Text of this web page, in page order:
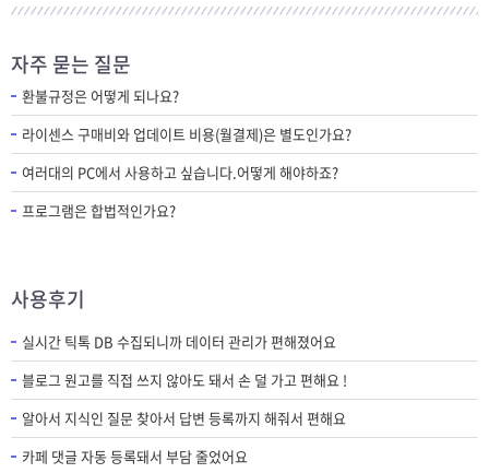
자주 묻는 질문
환불규정은 어떻게 되나요?
라이센스 구매비와 업데이트 비용(월결제)은 별도인가요?
여러대의 PC에서 사용하고 싶습니다.어떻게 해야하죠?
프로그램은 합법적인가요?
사용후기
실시간 틱톡 DB 수집되니까 데이터 관리가 편해졌어요
블로그 원고를 직접 쓰지 않아도 돼서 손 덜 가고 편해요 !
알아서 지식인 질문 찾아서 답변 등록까지 해줘서 편해요
카페 댓글 자동 등록돼서 부담 줄었어요